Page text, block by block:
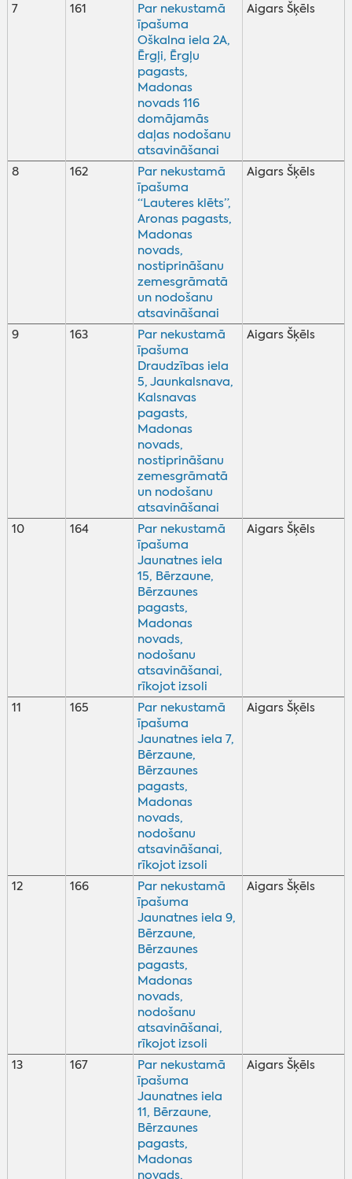
7 161
Par nekustamā
īpašuma
Oškalna iela 2A,
Ērgļi, Ērgļu
pagasts,
Madonas
novads 116
domājamās
daļas nodošanu
atsavināšanai
Aigars Šķēls
8 162
Par nekustamā
īpašuma
“Lauteres klēts”,
Aronas pagasts,
Madonas
novads,
nostiprināšanu
zemesgrāmatā
un nodošanu
atsavināšanai
Aigars Šķēls
9 163
Par nekustamā
īpašuma
Draudzības iela
5, Jaunkalsnava,
Kalsnavas
pagasts,
Madonas
novads,
nostiprināšanu
zemesgrāmatā
un nodošanu
atsavināšanai
Aigars Šķēls
10 164
Par nekustamā
īpašuma
Jaunatnes iela
15, Bērzaune,
Bērzaunes
pagasts,
Madonas
novads,
nodošanu
atsavināšanai,
rīkojot izsoli
Aigars Šķēls
11 165
Par nekustamā
īpašuma
Jaunatnes iela 7,
Bērzaune,
Bērzaunes
pagasts,
Madonas
novads,
nodošanu
atsavināšanai,
rīkojot izsoli
Aigars Šķēls
12 166
Par nekustamā
īpašuma
Jaunatnes iela 9,
Bērzaune,
Bērzaunes
pagasts,
Madonas
novads,
nodošanu
atsavināšanai,
rīkojot izsoli
Aigars Šķēls
13 167
Par nekustamā
īpašuma
Jaunatnes iela
11, Bērzaune,
Bērzaunes
pagasts,
Madonas
novads,
Aigars Šķēls